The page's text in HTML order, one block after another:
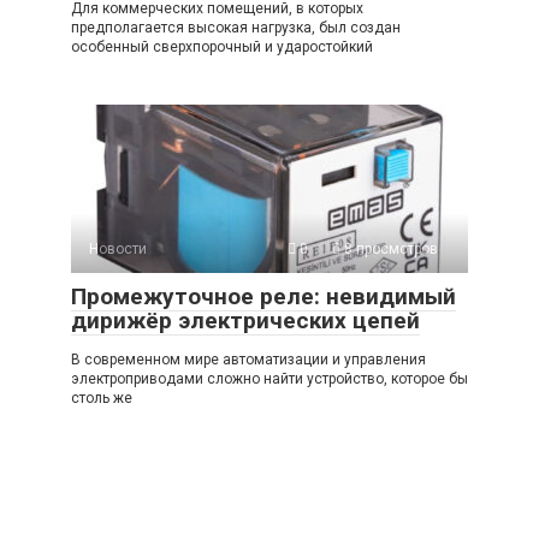
Для коммерческих помещений, в которых
предполагается высокая нагрузка, был создан
особенный сверхпорочный и ударостойкий
Новости 0 8 просмотров
Промежуточное реле: невидимый
дирижёр электрических цепей
В современном мире автоматизации и управления
электроприводами сложно найти устройство, которое бы
столь же